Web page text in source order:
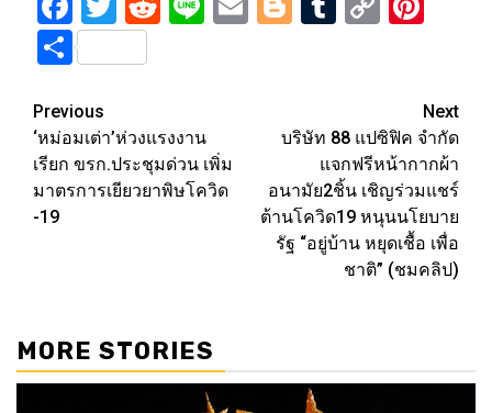
Share
Post
navigation
Previous
‘หม่อมเต่า’ห่วงแรงงาน
เรียก ขรก.ประชุมด่วน เพิ่ม
มาตรการเยียวยาพิษโควิด
-19
Next
บริษัท 88 แปซิฟิค จำกัด
แจกฟรีหน้ากากผ้า
อนามัย2ชิ้น เชิญร่วมแชร์
ต้านโควิด19 หนุนนโยบาย
รัฐ “อยู่บ้าน หยุดเชื้อ เพื่อ
ชาติ” (ชมคลิป)
MORE STORIES